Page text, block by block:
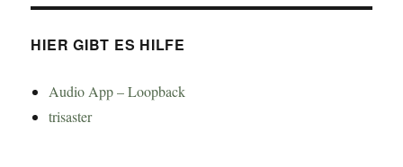
HIER GIBT ES HILFE
Audio App – Loopback
trisaster